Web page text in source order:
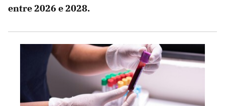
entre 2026 e 2028.